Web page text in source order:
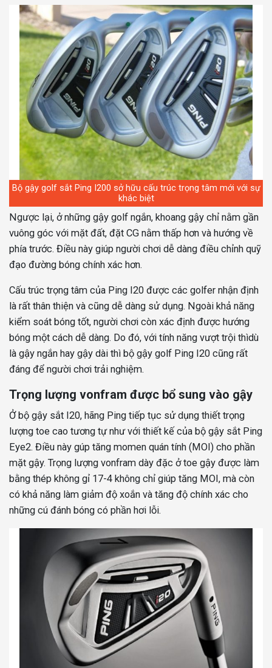
Bộ gậy golf sắt Ping I200 sở hữu cấu trúc trọng tâm mới với sự
khác biệt
Ngược lại, ở những gậy golf ngắn, khoang gậy chỉ nằm gần
vuông góc với mặt đất, đặt CG nằm thấp hơn và hướng về
phía trước. Điều này giúp người chơi dễ dàng điều chỉnh quỹ
đạo đường bóng chính xác hơn.
Cấu trúc trọng tâm của Ping I20 được các golfer nhận định
là rất thân thiện và cũng dễ dàng sử dụng. Ngoài khả năng
kiểm soát bóng tốt, người chơi còn xác định được hướng
bóng một cách dễ dàng. Do đó, với tính năng vượt trội thìdù
là gậy ngắn hay gậy dài thì bộ gậy golf Ping I20 cũng rất
đáng để người chơi trải nghiệm.
Trọng lượng vonfram được bổ sung vào gậy
Ở bộ gậy sắt I20, hãng Ping tiếp tục sử dụng thiết trọng
lượng toe cao tương tự như với thiết kế của bộ gậy sắt Ping
Eye2. Điều này gúp tăng momen quán tính (MOI) cho phần
mặt gậy. Trọng lượng vonfram dày đặc ở toe gậy được làm
bằng thép không gỉ 17-4 không chỉ giúp tăng MOI, mà còn
có khả năng làm giảm độ xoắn và tăng độ chính xác cho
những cú đánh bóng có phần hơi lỗi.